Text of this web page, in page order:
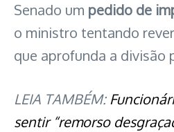
Senado um pedido de
o ministro tentando
que aprofunda a divisão
LEIA TAMBÉM:
sentir “remorso